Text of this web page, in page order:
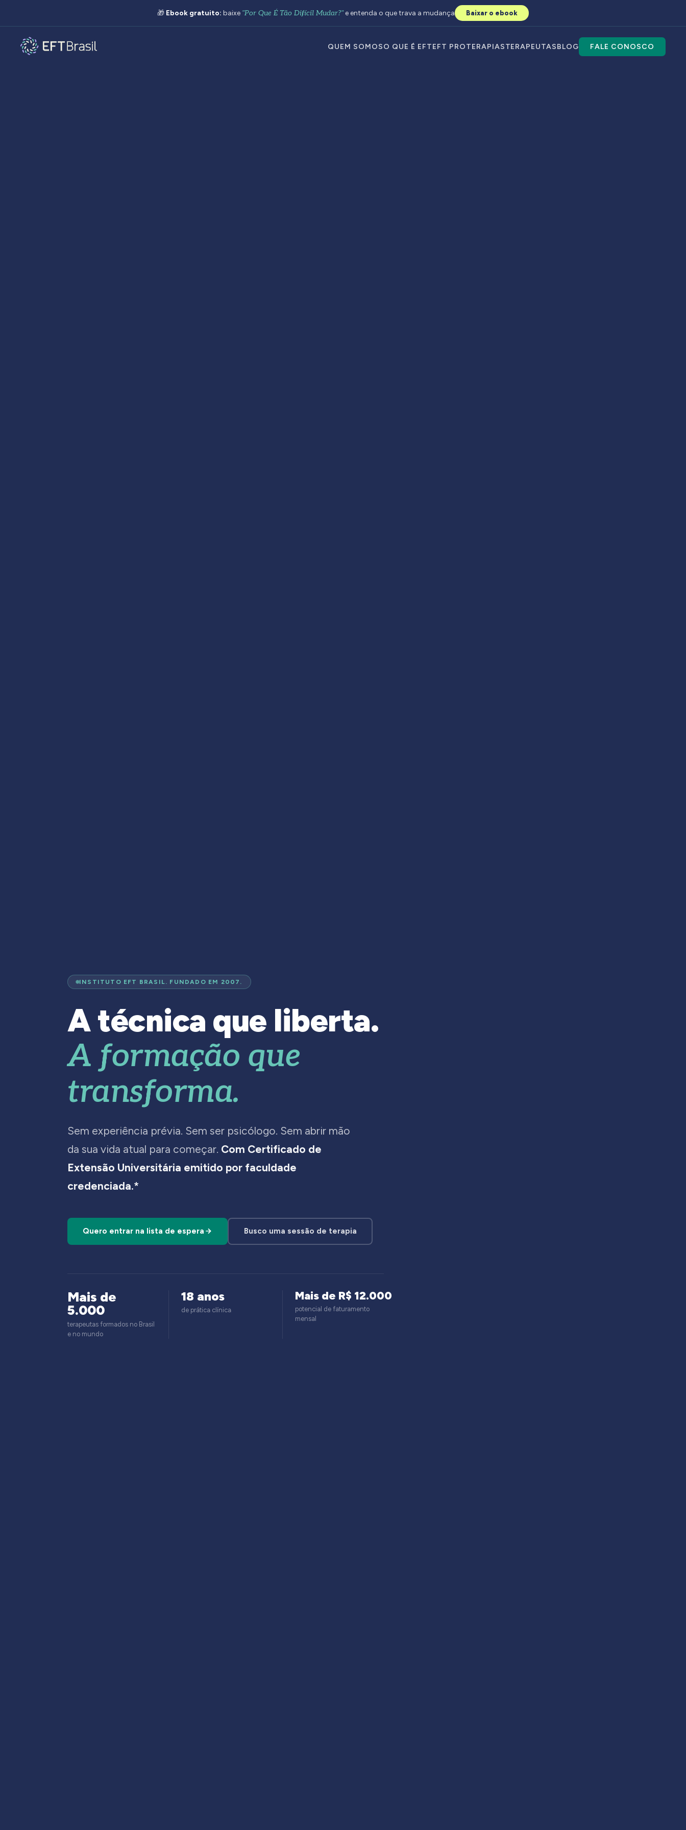
QUEM SOMOSO QUE É EFTEFT PROTERAPIASTERAPEUTASBLOG FALE CONOSCO
🎁 Ebook gratuito: baixe "Por Que É Tão Difícil Mudar?"e entenda o que trava a mudança Baixar o ebook
INSTITUTO EFT BRASIL. FUNDADO EM 2007.
A técnica que liberta.
A formação que
transforma.
Sem experiência prévia. Sem ser psicólogo. Sem abrir mão
da sua vida atual para começar. Com Certificado de
Extensão Universitária emitido por faculdade
credenciada.*
Quero entrar na lista de espera Busco uma sessão de terapia
Mais de
5.000
terapeutas formados no Brasil
e no mundo
18 anos
de prática clínica
Mais de R$ 12.000
potencial de faturamento
mensal